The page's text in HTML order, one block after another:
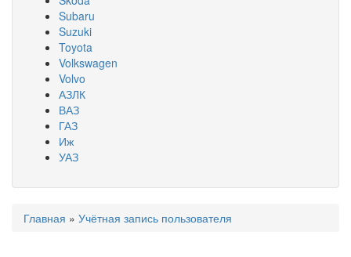
Subaru
Suzuki
Toyota
Volkswagen
Volvo
АЗЛК
ВАЗ
ГАЗ
Иж
УАЗ
Вы здесь
Главная » Учётная запись пользователя